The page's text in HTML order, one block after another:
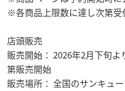
※各商品上限数に達し次第受
店頭販売
販売開始： 2026年2月下旬
第販売開始
販売場所： 全国のサンキュ